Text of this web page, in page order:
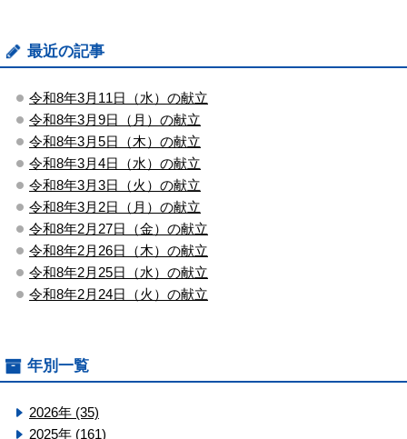
最近の記事
令和8年3月11日（水）の献立
令和8年3月9日（月）の献立
令和8年3月5日（木）の献立
令和8年3月4日（水）の献立
令和8年3月3日（火）の献立
令和8年3月2日（月）の献立
令和8年2月27日（金）の献立
令和8年2月26日（木）の献立
令和8年2月25日（水）の献立
令和8年2月24日（火）の献立
年別一覧
2026年 (35)
2025年 (161)